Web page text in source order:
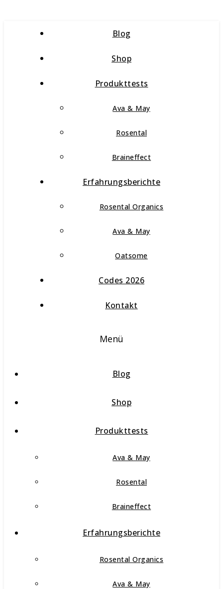
Blog
Shop
Produkttests
Ava & May
Rosental
Braineffect
Erfahrungsberichte
Rosental Organics
Ava & May
Oatsome
Codes 2026
Kontakt
Menü
Blog
Shop
Produkttests
Ava & May
Rosental
Braineffect
Erfahrungsberichte
Rosental Organics
Ava & May